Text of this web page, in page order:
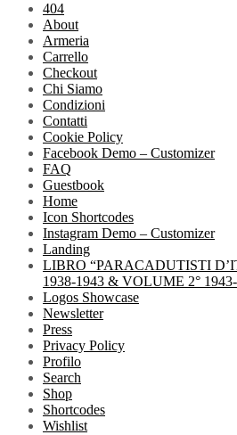
404
About
Armeria
Carrello
Checkout
Chi Siamo
Condizioni
Contatti
Cookie Policy
Facebook Demo – Customizer
FAQ
Guestbook
Home
Icon Shortcodes
Instagram Demo – Customizer
Landing
LIBRO “PARACADUTISTI
1938-1943 & VOLUME 2°
Logos Showcase
Newsletter
Press
Privacy Policy
Profilo
Search
Shop
Shortcodes
Wishlist